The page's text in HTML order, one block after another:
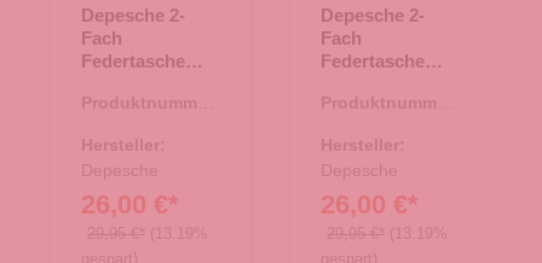
Depesche 2-
Fach
Federtasche
Mimi Rosa
Produktnummer:
Hersteller:
Depesche
26,00 €*
29,95 €* (13.19%
gespart)
Depesche 2-
Fach
Federtasche
HEART TO
Produktnummer:
Hersteller:
Depesche
26,00 €*
29,95 €* (13.19%
gespart)